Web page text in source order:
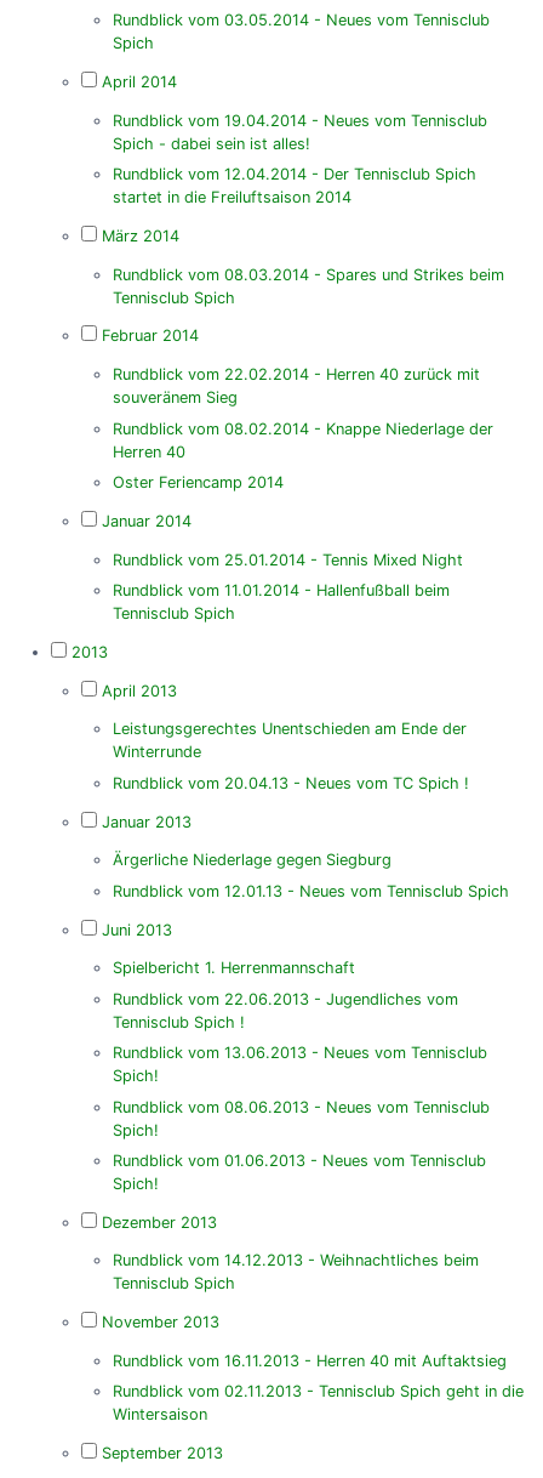
Rundblick vom 03.05.2014 - Neues vom Tennisclub
Spich
April 2014
Rundblick vom 19.04.2014 - Neues vom Tennisclub
Spich - dabei sein ist alles!
Rundblick vom 12.04.2014 - Der Tennisclub Spich
startet in die Freiluftsaison 2014
März 2014
Rundblick vom 08.03.2014 - Spares und Strikes beim
Tennisclub Spich
Februar 2014
Rundblick vom 22.02.2014 - Herren 40 zurück mit
souveränem Sieg
Rundblick vom 08.02.2014 - Knappe Niederlage der
Herren 40
Oster Feriencamp 2014
Januar 2014
Rundblick vom 25.01.2014 - Tennis Mixed Night
Rundblick vom 11.01.2014 - Hallenfußball beim
Tennisclub Spich
2013
April 2013
Leistungsgerechtes Unentschieden am Ende der
Winterrunde
Rundblick vom 20.04.13 - Neues vom TC Spich !
Januar 2013
Ärgerliche Niederlage gegen Siegburg
Rundblick vom 12.01.13 - Neues vom Tennisclub Spich
Juni 2013
Spielbericht 1. Herrenmannschaft
Rundblick vom 22.06.2013 - Jugendliches vom
Tennisclub Spich !
Rundblick vom 13.06.2013 - Neues vom Tennisclub
Spich!
Rundblick vom 08.06.2013 - Neues vom Tennisclub
Spich!
Rundblick vom 01.06.2013 - Neues vom Tennisclub
Spich!
Dezember 2013
Rundblick vom 14.12.2013 - Weihnachtliches beim
Tennisclub Spich
November 2013
Rundblick vom 16.11.2013 - Herren 40 mit Auftaktsieg
Rundblick vom 02.11.2013 - Tennisclub Spich geht in die
Wintersaison
September 2013